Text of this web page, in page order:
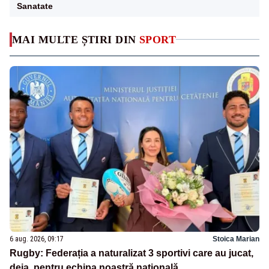
MAI MULTE ȘTIRI DIN SPORT
6 aug. 2026, 09:17 Stoica Marian
Rugby: Federația a naturalizat 3 sportivi care au jucat,
Sanatate